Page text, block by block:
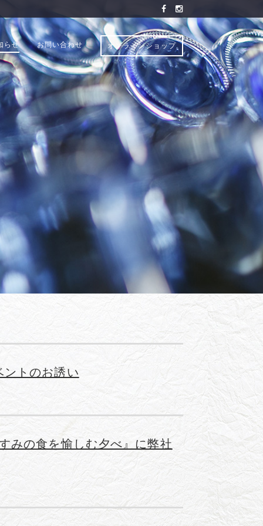
らせ お問い合わせ オンラインショップ
トのお誘い
みの食を愉しむ夕べ』に弊社